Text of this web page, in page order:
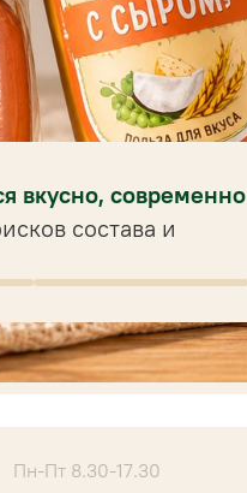
вкусно, современно
состава и
Пн-Пт 8.30-17.30